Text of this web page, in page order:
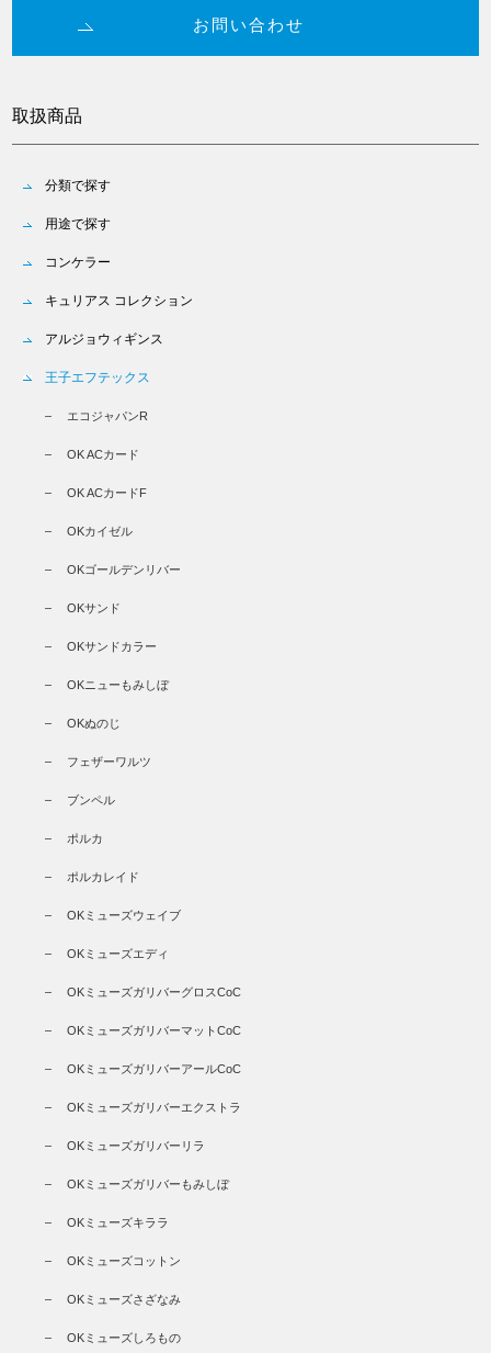
お問い合わせ
取扱商品
分類で探す
用途で探す
コンケラー
キュリアス コレクション
アルジョウィギンス
王子エフテックス
エコジャパンR
OK ACカード
OK ACカードF
OKカイゼル
OKゴールデンリバー
OKサンド
OKサンドカラー
OKニューもみしぼ
OKぬのじ
フェザーワルツ
ブンペル
ポルカ
ポルカレイド
OKミューズウェイブ
OKミューズエディ
OKミューズガリバーグロスCoC
OKミューズガリバーマットCoC
OKミューズガリバーアールCoC
OKミューズガリバーエクストラ
OKミューズガリバーリラ
OKミューズガリバーもみしぼ
OKミューズキララ
OKミューズコットン
OKミューズさざなみ
OKミューズしろもの